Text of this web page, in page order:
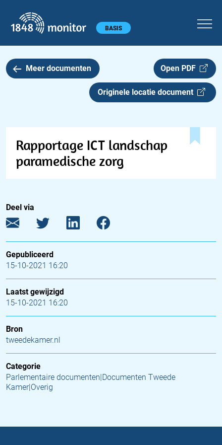
Hoofdmenu BASIS
Meer documenten Open PDF
Originele locatie document
Rapportage ICT landschap
paramedische zorg
Deel via
Gepubliceerd
15-10-2021 16:20
Laatst gewijzigd
15-10-2021 16:20
Bron
tweedekamer.nl
Categorie
Parlementaire documenten|Documenten Tweede
Kamer|Overig